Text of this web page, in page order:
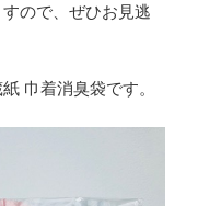
ので、ぜひお見逃
巾着消臭袋です。